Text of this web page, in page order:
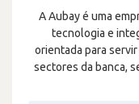
A Aubay é uma
tecnologia e
orientada para
sectores da banca,